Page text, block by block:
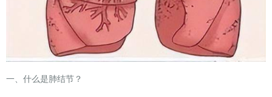
一、什么是肺结节？